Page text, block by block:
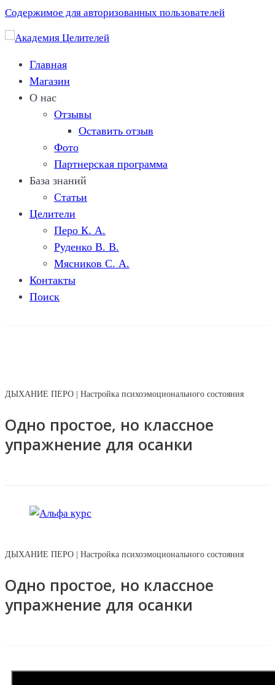
Содержимое для авторизованных пользователей
Главная
Магазин
О нас
Отзывы
Оставить отзыв
Фото
Партнерская программа
База знаний
Статьи
Целители
Перо К. A.
Руденко В. В.
Мясников C. А.
Контакты
Поиск
ДЫХАНИЕ ПЕРО | Настройка психоэмоционального состояния
Одно простое, но классное
упражнение для осанки
ДЫХАНИЕ ПЕРО | Настройка психоэмоционального состояния
Одно простое, но классное
упражнение для осанки